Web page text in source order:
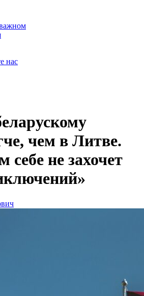
нас
чем в Литве.
себе не захочет